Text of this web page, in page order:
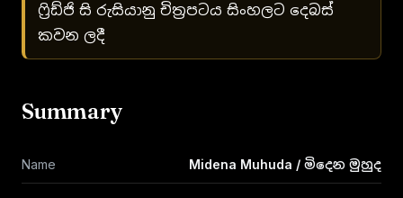
ෆ්‍රිඩ්ජි සි රුසියානු චිත්‍රපටය සිංහලට දෙබස්
කවන ලදී
Summary
Name Midena Muhuda / මිදෙන මුහුද